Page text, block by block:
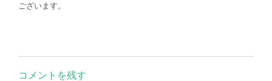
ございます。
コメントを残す